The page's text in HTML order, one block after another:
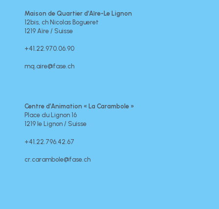
Maison de Quartier d’Aïre-Le Lignon
12bis, ch Nicolas Bogueret
1219 Aïre / Suisse
+41.22.970.06.90
mq.aire@fase.ch
Centre d’Animation « La Carambole »
Place du Lignon 16
1219 le Lignon / Suisse
+41.22.796.42.67
cr.carambole@fase.ch